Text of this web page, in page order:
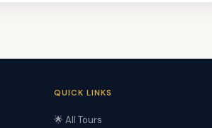
QUICK LINKS
🌟 All Tours